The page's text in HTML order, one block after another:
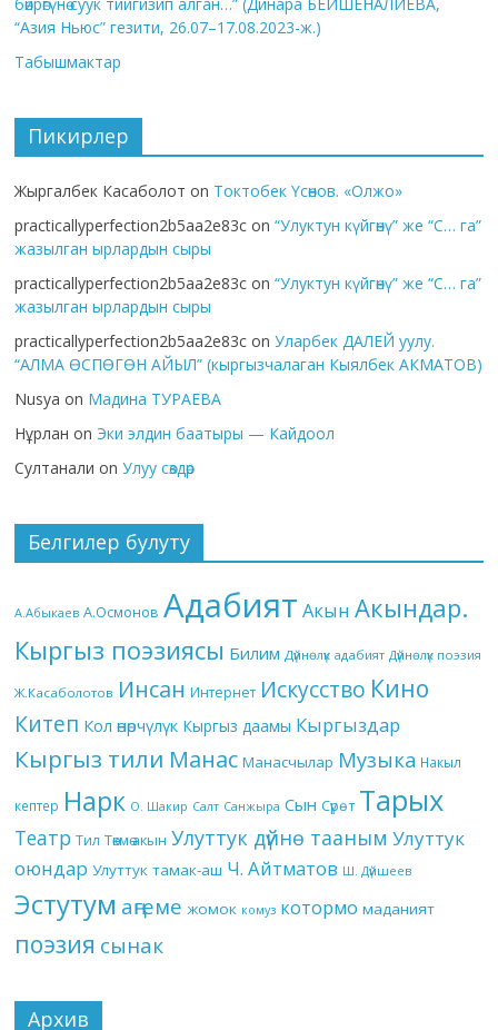
“Азия Ньюс” гезити, 26.07–17.08.2023-ж.)
Табышмактар
Пикирлер
Жыргалбек Касаболот on Токтобек Үсөнов. «Олжо»
practicallyperfection2b5aa2e83c on“Улуктун күйгөнү” же “С… га”
жазылган ырлардын сыры
practicallyperfection2b5aa2e83c on“Улуктун күйгөнү” же “С… га”
жазылган ырлардын сыры
practicallyperfection2b5aa2e83c onУларбек ДАЛЕЙ уулу.
“АЛМА ӨСПӨГӨН АЙЫЛ” (кыргызчалаган Кыялбек АКМАТОВ)
Nusya on Мадина ТУРАЕВА
Нұрлан on Эки элдин баатыры — Кайдоол
Султанали onУлуу сөздөр
Белгилер булуту
А.Абыкаев А.Осмонов Адабият Акын Акындар.
Кыргыз поэзиясы Билим Дүйнөлүк адабият Дүйнөлүк поэзия
Ж.Касаболотов Инсан Интернет Искусство Кино
Китеп Кол өнөрчүлүк Кыргыз даамы Кыргыздар
Кыргыз тили Манас Манасчылар Музыка Накыл
кептер Нарк О. Шакир Салт Санжыра Сын Сүрөт Тарых
Театр Тил Төкмө акын Улуттук дүйнө тааным Улуттук
оюндар Улуттук тамак-аш Ч. Айтматов Ш. Дүйшеев
Эстутум аңгеме жомок комуз котормо маданият
поэзия сынак
Архив